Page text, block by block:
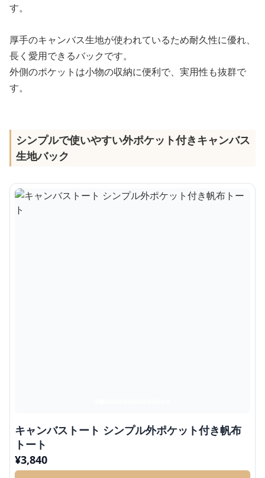
す。
厚手のキャンバス生地が使われているため耐久性に優れ、
長く愛用できるバックです。
外側のポケットは小物の収納に便利で、実用性も抜群で
す。
シンプルで使いやすい外ポケット付きキャンバス
生地バック
キャンバストート シンプル外ポケット付き帆布
トート
¥3,840